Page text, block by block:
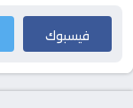
فيسبوك